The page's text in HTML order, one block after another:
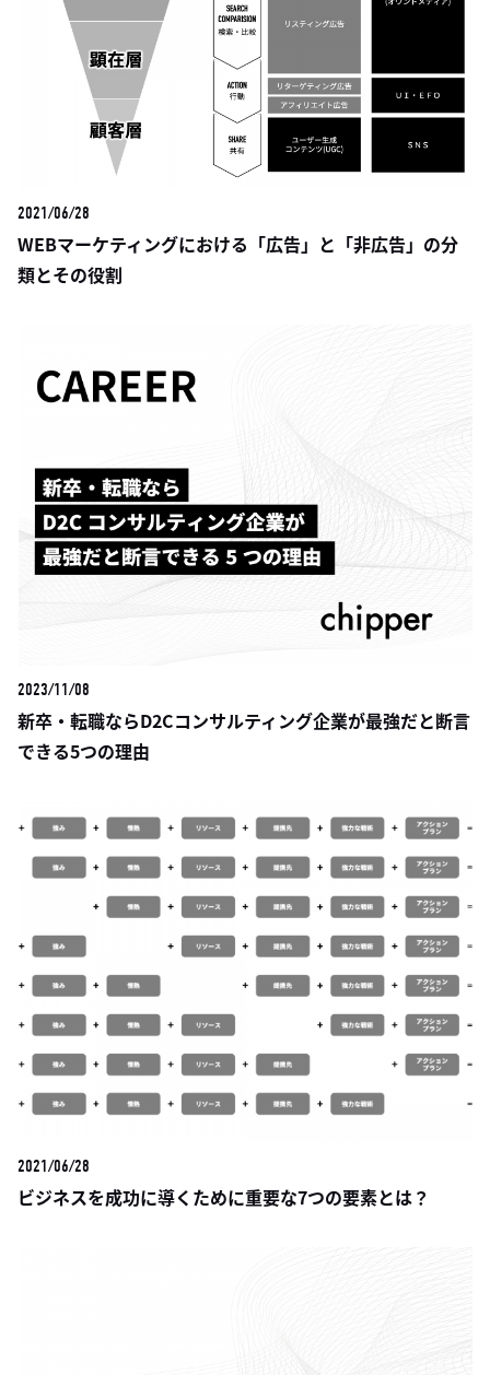
2021/06/28
WEBマーケティングにおける「広告」と「非広告」の分
類とその役割
2023/11/08
新卒・転職ならD2Cコンサルティング企業が最強だと断言
できる5つの理由
2021/06/28
ビジネスを成功に導くために重要な7つの要素とは？